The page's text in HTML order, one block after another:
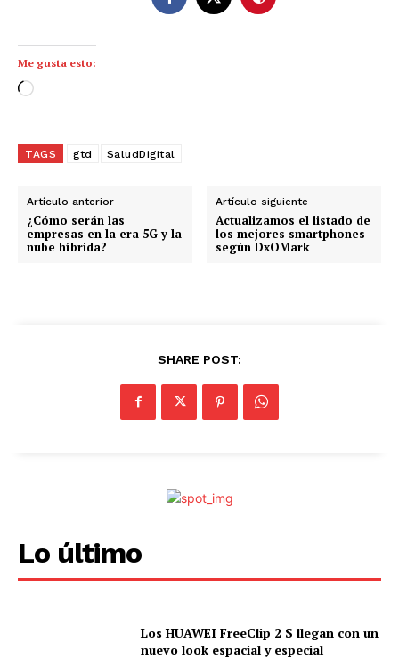
Me gusta esto:
C
g
n
d
o
TAGS gtd SaludDigital
Artículo anterior
¿Cómo serán las
empresas en la era 5G y la
nube híbrida?
Artículo siguiente
Actualizamos el listado de
los mejores smartphones
según DxOMark
SHARE POST:
Lo último
Los HUAWEI FreeClip 2 S llegan con un
nuevo look espacial y especial